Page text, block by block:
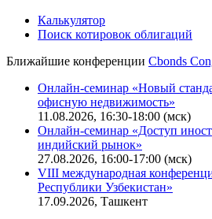
IT-аккредитация
Поиск котировок облигаций
Ближайшие конференцииCbonds
Онлайн-семинар «Новый
офисную недвижимость»
11.08.2026, 16:30-18:00 (мск)
Онлайн-семинар «Доступ
индийский рынок»